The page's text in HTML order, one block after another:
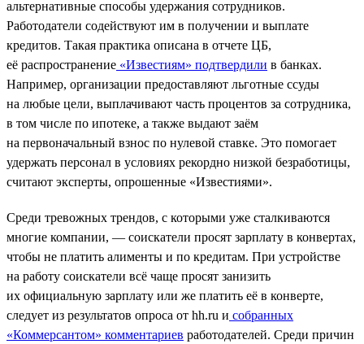
альтернативные способы удержания сотрудников.
Работодатели содействуют им в получении и выплате
кредитов. Такая практика описана в отчете ЦБ,
её распространение «Известиям» подтвердили в банках.
Например, организации предоставляют льготные ссуды
на любые цели, выплачивают часть процентов за сотрудника,
в том числе по ипотеке, а также выдают заём
на первоначальный взнос по нулевой ставке. Это помогает
удержать персонал в условиях рекордно низкой безработицы,
считают эксперты, опрошенные «Известиями».
Среди тревожных трендов, с которыми уже сталкиваются
многие компании, — соискатели просят зарплату в конвертах,
чтобы не платить алименты и по кредитам. При устройстве
на работу соискатели всё чаще просят занизить
их официальную зарплату или же платить её в конверте,
следует из результатов опроса от hh.ru и собранных
«Коммерсантом» комментариев работодателей. Среди причин